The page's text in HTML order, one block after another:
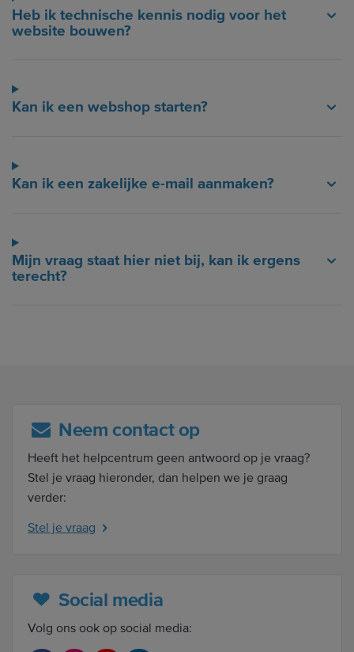
Heb ik technische kennis nodig voor het
website bouwen?
Kan ik een webshop starten?
Kan ik een zakelijke e-mail aanmaken?
Mijn vraag staat hier niet bij, kan ik ergens
terecht?
Neem contact op
Heeft het helpcentrum geen antwoord op je vraag?
Stel je vraag hieronder, dan helpen we je graag
verder:
Stel je vraag
Social media
Volg ons ook op social media: